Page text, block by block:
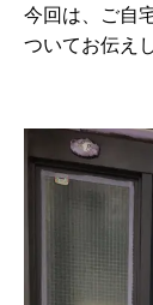
今回は、ご自
ついてお伝え